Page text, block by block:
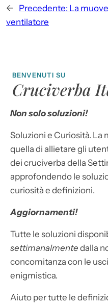
← Precedente: La
ventilatore
BENVENUTI SU
Cruciverba
Non solo soluzioni!
Soluzioni e Curiosità. La
quella di allietare gli
dei cruciverba della
approfondendo le
curiosità e definizioni.
Aggiornamenti!
Tutte le soluzioni
settimanalmente dalla
concomitanza con le
enigmistica.
Aiuto per tutte le